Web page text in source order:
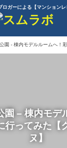
ロガーによる【マンションレ
園 – 棟内モデ
行ってみた【
ヌ】